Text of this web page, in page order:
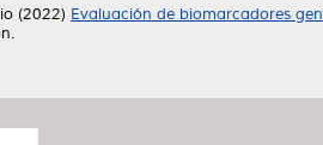
(2022) Evaluación de biomarcadores